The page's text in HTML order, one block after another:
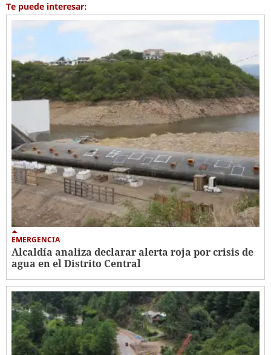
Te puede interesar:
EMERGENCIA
Alcaldía analiza declarar alerta roja por crisis de
agua en el Distrito Central